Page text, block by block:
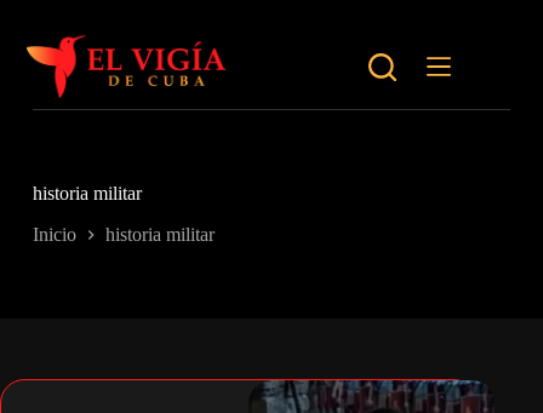
contenido
historia militar
Inicio historia militar